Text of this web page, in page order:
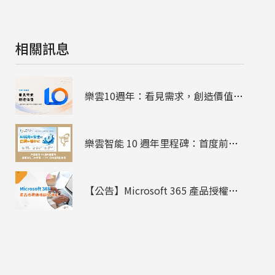
相關訊息
樂雲10週年：看見需求，創造價值，陪企業走過雲端、資安與AI
樂雲智能 10 週年里程碑：首度前往日本參展 - 2026 日本臺灣形象展
【公告】Microsoft 365 產品授權價格調整通知